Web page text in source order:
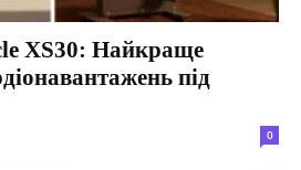
XS30: Найкраще
під
0